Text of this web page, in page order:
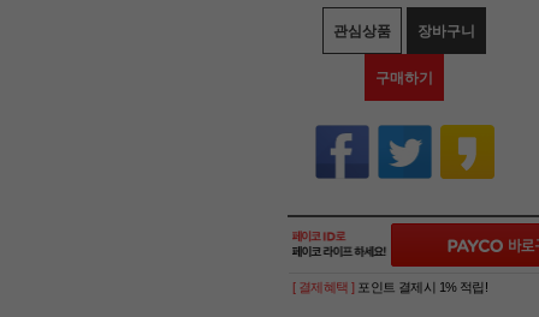
관심상품 장바구니
구매하기
[ 결제혜택 ] 포인트 결제시 1% 적립!